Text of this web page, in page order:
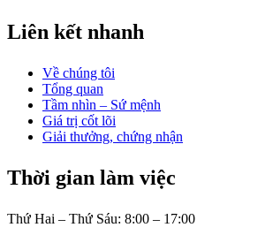
Liên kết nhanh
Về chúng tôi
Tổng quan
Tầm nhìn – Sứ mệnh
Giá trị cốt lõi
Giải thưởng, chứng nhận
Thời gian làm việc
Thứ Hai – Thứ Sáu: 8:00 – 17:00